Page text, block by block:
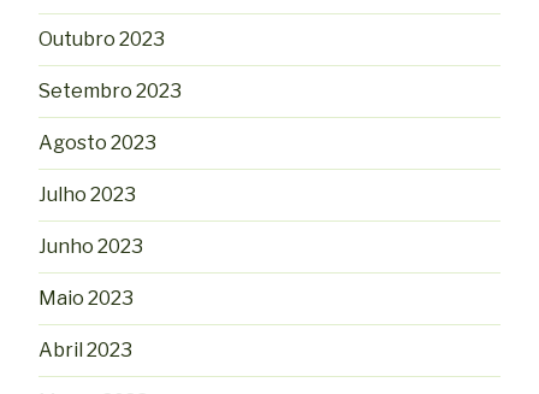
Outubro 2023
Setembro 2023
Agosto 2023
Julho 2023
Junho 2023
Maio 2023
Abril 2023